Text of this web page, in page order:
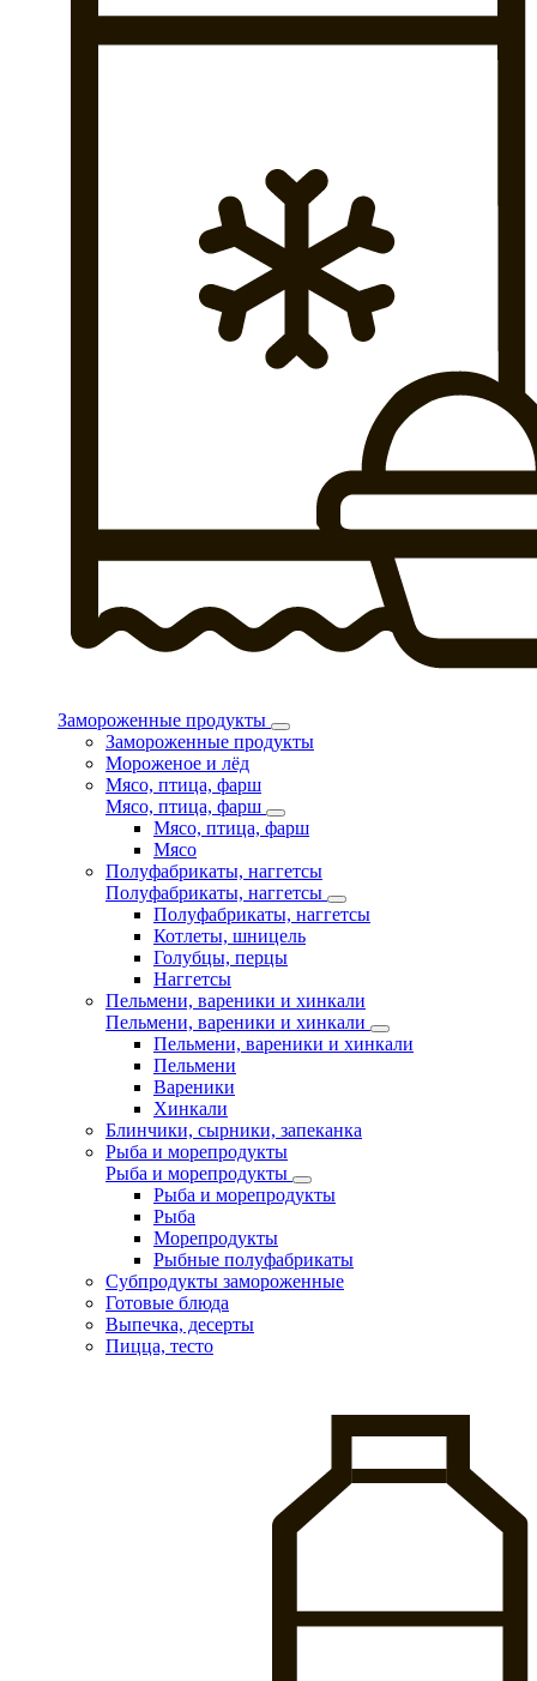
Замороженные продукты
Замороженные продукты
Мороженое и лёд
Мясо, птица, фарш
Мясо, птица, фарш
Мясо, птица, фарш
Мясо
Полуфабрикаты, наггетсы
Полуфабрикаты, наггетсы
Полуфабрикаты, наггетсы
Котлеты, шницель
Голубцы, перцы
Наггетсы
Пельмени, вареники и хинкали
Пельмени, вареники и хинкали
Пельмени, вареники и хинкали
Пельмени
Вареники
Хинкали
Блинчики, сырники, запеканка
Рыба и морепродукты
Рыба и морепродукты
Рыба и морепродукты
Рыба
Морепродукты
Рыбные полуфабрикаты
Субпродукты замороженные
Готовые блюда
Выпечка, десерты
Пицца, тесто